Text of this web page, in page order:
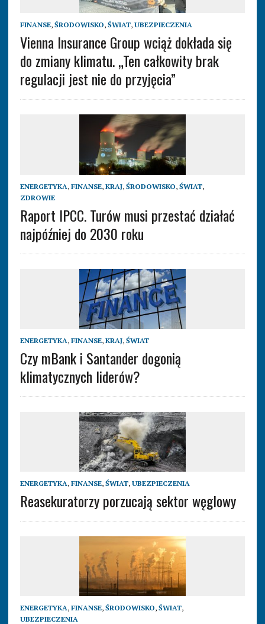
FINANSE, ŚRODOWISKO, ŚWIAT, UBEZPIECZENIA
Vienna Insurance Group wciąż dokłada się
do zmiany klimatu. „Ten całkowity brak
regulacji jest nie do przyjęcia”
ENERGETYKA, FINANSE, KRAJ, ŚRODOWISKO, ŚWIAT,
ZDROWIE
Raport IPCC. Turów musi przestać działać
najpóźniej do 2030 roku
ENERGETYKA, FINANSE, KRAJ, ŚWIAT
Czy mBank i Santander dogonią
klimatycznych liderów?
ENERGETYKA, FINANSE, ŚWIAT, UBEZPIECZENIA
Reasekuratorzy porzucają sektor węglowy
ENERGETYKA, FINANSE, ŚRODOWISKO, ŚWIAT,
UBEZPIECZENIA